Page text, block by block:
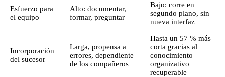
Esfuerzo para
el equipo
Alto: documentar,
formar, preguntar
Bajo: corre en
segundo plano, sin
nueva interfaz
Incorporación
del sucesor
Larga, propensa a
errores, dependiente
de los compañeros
Hasta un 57 % más
corta gracias al
conocimiento
organizativo
recuperable